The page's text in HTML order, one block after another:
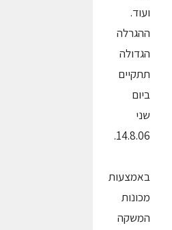
ועוד.
ההגרלה
הגדולה
תתקיים
ביום
שני
14.8.06.
באמצעות
מכונות
המשקה